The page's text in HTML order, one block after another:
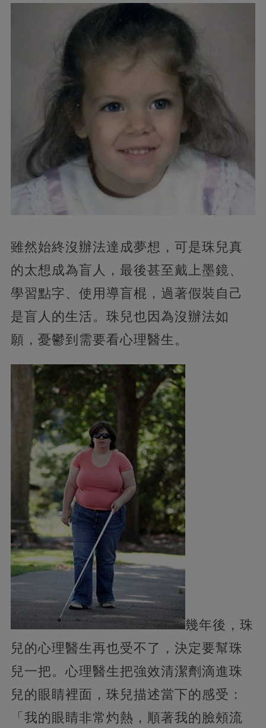
雖然始終沒辦法達成夢想，可是珠兒真
的太想成為盲人，最後甚至戴上墨鏡、
學習點字、使用導盲棍，過著假裝自己
是盲人的生活。珠兒也因為沒辦法如
願，憂鬱到需要看心理醫生。
幾年後，珠
兒的心理醫生再也受不了，決定要幫珠
兒一把。心理醫生把強效清潔劑滴進珠
兒的眼睛裡面，珠兒描述當下的感受：
「我的眼睛非常灼熱，順著我的臉頰流